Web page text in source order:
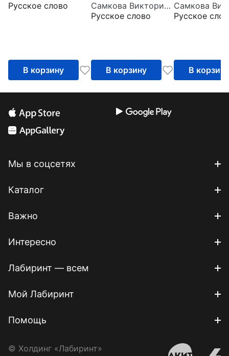
тематический
Русское слово
В корзину
тетрадь к учебнику
В. Самковой, Н.
Самкова Виктория Анатольевна
Русское слово
В корзину
тетрадь к
В.
Русское
В корзину
Мы в соцсетях
Каталог
Важно
Интересно
Лабиринт — всем
Мой Лабиринт
Помощь
© Холдинг «Лабиринт»